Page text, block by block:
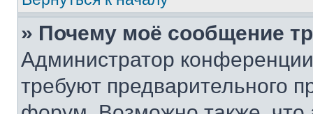
» Почему моё сообщение
Администратор
требуют предварительного